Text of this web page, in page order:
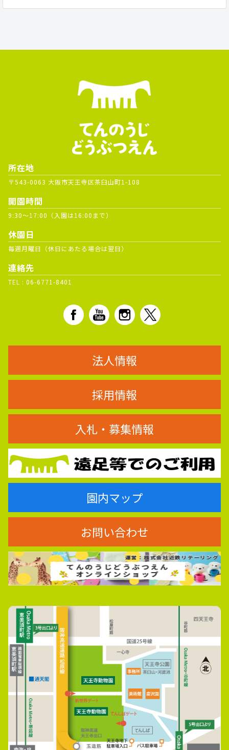
所在地
〒543-0063 大阪市天王寺区茶臼山町1-108
開園時間
9:30～17:00（入園は16:00まで）
休園日
毎週月曜日（休日にあたる場合は翌日）
連絡先
TEL : 06-6771-8401
法人情報
採用情報
入札・募集情報
園内マップ
お問い合わせ